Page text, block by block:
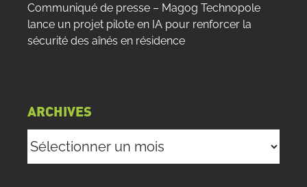
Communiqué de presse – Magog Technopole
lance un projet pilote en IA pour renforcer la
sécurité des aînés en résidence
ARCHIVES